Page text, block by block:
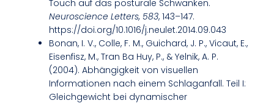
Touch auf das posturale Schwanken.
Neuroscience Letters, 583, 143–147.
https://doi.org/10.1016/j.neulet.2014.09.043
Bonan, I. V., Colle, F. M., Guichard, J. P., Vicaut, E.,
Eisenfisz, M., Tran Ba Huy, P., & Yelnik, A. P.
(2004). Abhängigkeit von visuellen
Informationen nach einem Schlaganfall. Teil I:
Gleichgewicht bei dynamischer